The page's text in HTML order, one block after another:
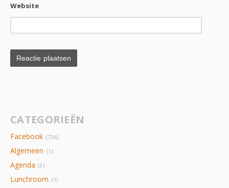
Website
CATEGORIEËN
Facebook (734)
Algemeen (1)
Agenda (3)
Lunchroom (1)